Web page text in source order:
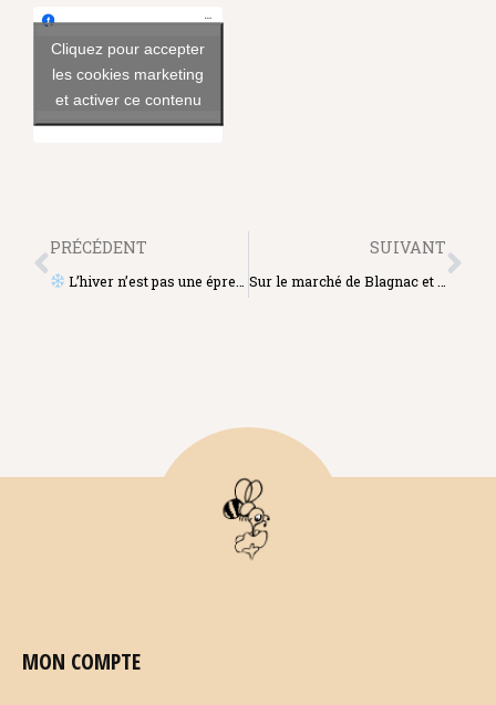
Voir sur Facebook
Cliquez pour accepter
les cookies marketing
et activer ce contenu
PRÉCÉDENT
L’hiver n’est pas une épreuve : c’est une période…
SUIVANT
MON COMPTE